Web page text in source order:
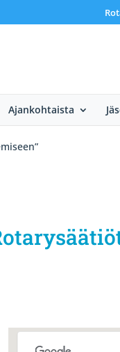
Ajankohtaista